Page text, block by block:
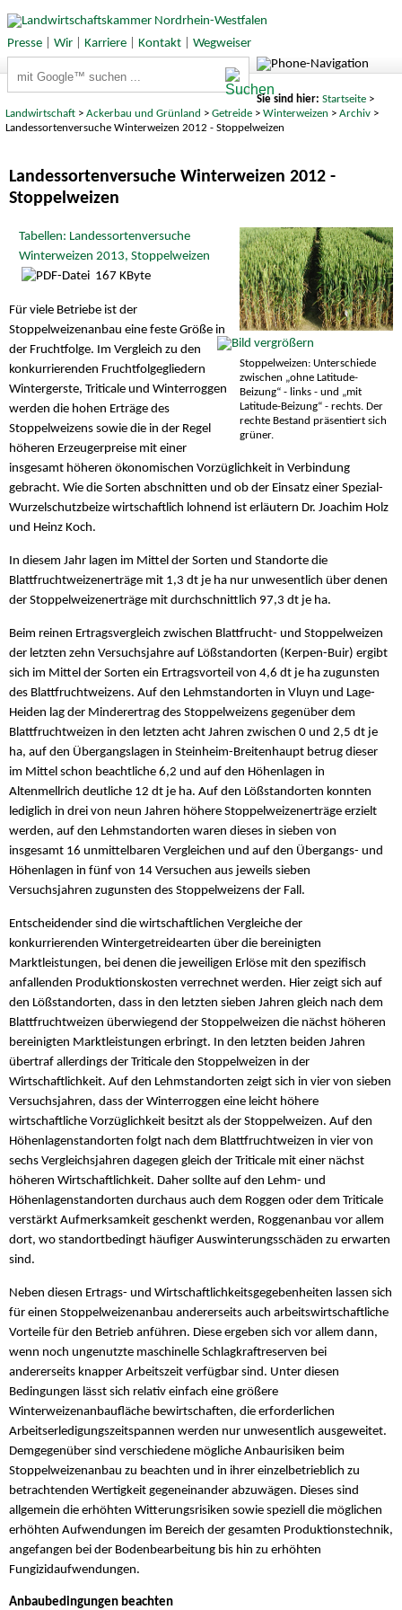
Presse| Wir| Karriere| Kontakt| Wegweiser
Sie sind hier: Startseite>
Landwirtschaft >Ackerbau und Grünland >Getreide >Winterweizen >Archiv >
Landessortenversuche Winterweizen 2012 - Stoppelweizen
Landessortenversuche Winterweizen 2012 -
Stoppelweizen
Stoppelweizen: Unterschiede
zwischen „ohne Latitude-
Beizung“ - links - und „mit
Latitude-Beizung“ - rechts. Der
rechte Bestand präsentiert sich
grüner.
Tabellen: Landessortenversuche
Winterweizen 2013, Stoppelweizen
167 KByte
Für viele Betriebe ist der
Stoppelweizenanbau eine feste Größe in
der Fruchtfolge. Im Vergleich zu den
konkurrierenden Fruchtfolgegliedern
Wintergerste, Triticale und Winterroggen
werden die hohen Erträge des
Stoppelweizens sowie die in der Regel
höheren Erzeugerpreise mit einer
insgesamt höheren ökonomischen Vorzüglichkeit in Verbindung
gebracht. Wie die Sorten abschnitten und ob der Einsatz einer Spezial-
Wurzelschutzbeize wirtschaftlich lohnend ist erläutern Dr. Joachim Holz
und Heinz Koch.
In diesem Jahr lagen im Mittel der Sorten und Standorte die
Blattfruchtweizenerträge mit 1,3 dt je ha nur unwesentlich über denen
der Stoppelweizenerträge mit durchschnittlich 97,3 dt je ha.
Beim reinen Ertragsvergleich zwischen Blattfrucht- und Stoppelweizen
der letzten zehn Versuchsjahre auf Lößstandorten (Kerpen-Buir) ergibt
sich im Mittel der Sorten ein Ertragsvorteil von 4,6 dt je ha zugunsten
des Blattfruchtweizens. Auf den Lehmstandorten in Vluyn und Lage-
Heiden lag der Minderertrag des Stoppelweizens gegenüber dem
Blattfruchtweizen in den letzten acht Jahren zwischen 0 und 2,5 dt je
ha, auf den Übergangslagen in Steinheim-Breitenhaupt betrug dieser
im Mittel schon beachtliche 6,2 und auf den Höhenlagen in
Altenmellrich deutliche 12 dt je ha. Auf den Lößstandorten konnten
lediglich in drei von neun Jahren höhere Stoppelweizenerträge erzielt
werden, auf den Lehmstandorten waren dieses in sieben von
insgesamt 16 unmittelbaren Vergleichen und auf den Übergangs- und
Höhenlagen in fünf von 14 Versuchen aus jeweils sieben
Versuchsjahren zugunsten des Stoppelweizens der Fall.
Entscheidender sind die wirtschaftlichen Vergleiche der
konkurrierenden Wintergetreidearten über die bereinigten
Marktleistungen, bei denen die jeweiligen Erlöse mit den spezifisch
anfallenden Produktionskosten verrechnet werden. Hier zeigt sich auf
den Lößstandorten, dass in den letzten sieben Jahren gleich nach dem
Blattfruchtweizen überwiegend der Stoppelweizen die nächst höheren
bereinigten Marktleistungen erbringt. In den letzten beiden Jahren
übertraf allerdings der Triticale den Stoppelweizen in der
Wirtschaftlichkeit. Auf den Lehmstandorten zeigt sich in vier von sieben
Versuchsjahren, dass der Winterroggen eine leicht höhere
wirtschaftliche Vorzüglichkeit besitzt als der Stoppelweizen. Auf den
Höhenlagenstandorten folgt nach dem Blattfruchtweizen in vier von
sechs Vergleichsjahren dagegen gleich der Triticale mit einer nächst
höheren Wirtschaftlichkeit. Daher sollte auf den Lehm- und
Höhenlagenstandorten durchaus auch dem Roggen oder dem Triticale
verstärkt Aufmerksamkeit geschenkt werden, Roggenanbau vor allem
dort, wo standortbedingt häufiger Auswinterungsschäden zu erwarten
sind.
Neben diesen Ertrags- und Wirtschaftlichkeitsgegebenheiten lassen sich
für einen Stoppelweizenanbau andererseits auch arbeitswirtschaftliche
Vorteile für den Betrieb anführen. Diese ergeben sich vor allem dann,
wenn noch ungenutzte maschinelle Schlagkraftreserven bei
andererseits knapper Arbeitszeit verfügbar sind. Unter diesen
Bedingungen lässt sich relativ einfach eine größere
Winterweizenanbaufläche bewirtschaften, die erforderlichen
Arbeitserledigungszeitspannen werden nur unwesentlich ausgeweitet.
Demgegenüber sind verschiedene mögliche Anbaurisiken beim
Stoppelweizenanbau zu beachten und in ihrer einzelbetrieblich zu
betrachtenden Wertigkeit gegeneinander abzuwägen. Dieses sind
allgemein die erhöhten Witterungsrisiken sowie speziell die möglichen
erhöhten Aufwendungen im Bereich der gesamten Produktionstechnik,
angefangen bei der Bodenbearbeitung bis hin zu erhöhten
Fungizidaufwendungen.
Anbaubedingungen beachten